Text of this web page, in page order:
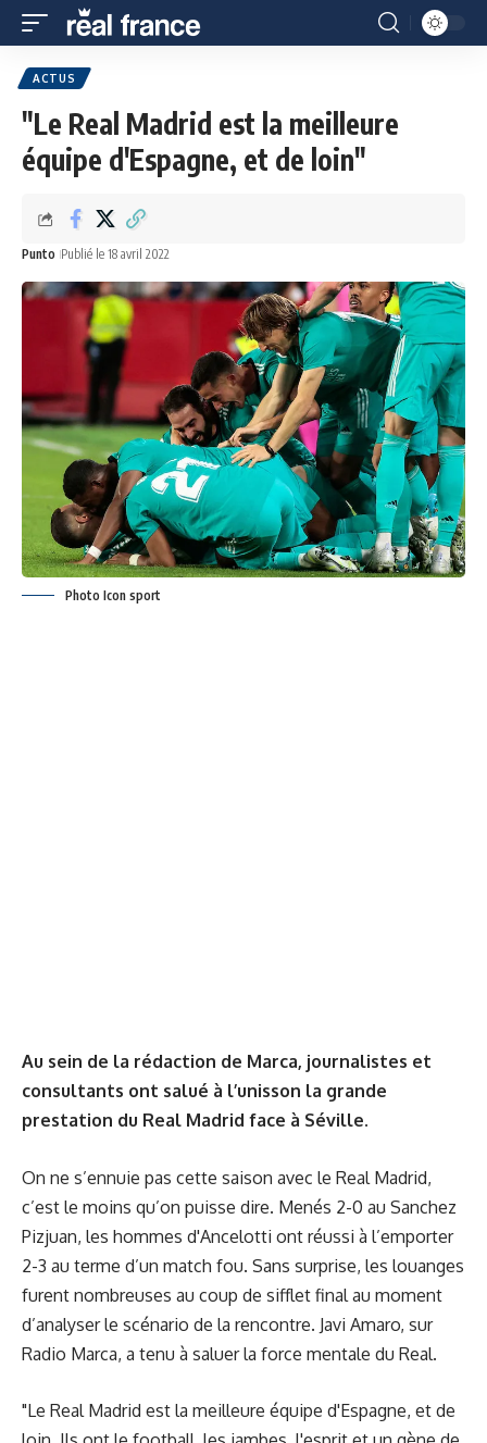
ACTUS
"Le Real Madrid est la meilleure
équipe d'Espagne, et de loin"
Punto Publié le 18 avril 2022
Photo Icon sport
Au sein de la rédaction de Marca, journalistes et
consultants ont salué à l’unisson la grande
prestation du Real Madrid face à Séville.
On ne s’ennuie pas cette saison avec le Real Madrid,
c’est le moins qu’on puisse dire. Menés 2-0 au Sanchez
Pizjuan, les hommes d'Ancelotti ont réussi à l’emporter
2-3 au terme d’un match fou. Sans surprise, les louanges
furent nombreuses au coup de sifflet final au moment
d’analyser le scénario de la rencontre. Javi Amaro, sur
Radio Marca, a tenu à saluer la force mentale du Real.
"Le Real Madrid est la meilleure équipe d'Espagne, et de